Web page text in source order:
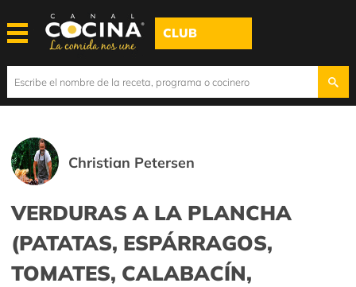
CLUB
Christian Petersen
VERDURAS A LA PLANCHA
(PATATAS, ESPÁRRAGOS,
TOMATES, CALABACÍN,